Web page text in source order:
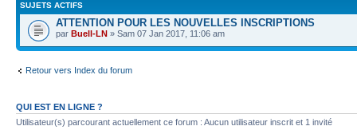
SUJETS ACTIFS
ATTENTION POUR LES NOUVELLES INSCRIPTIONS
par Buell-LN » Sam 07 Jan 2017, 11:06 am
Retour vers Index du forum
QUI EST EN LIGNE ?
Utilisateur(s) parcourant actuellement ce forum : Aucun utilisateur inscrit et 1 invité